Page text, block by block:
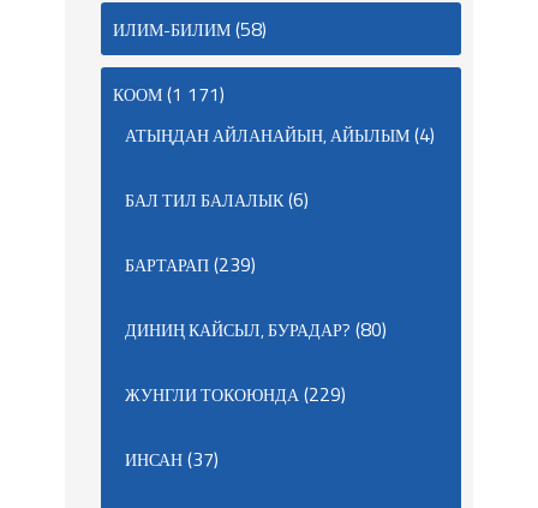
ИЛИМ-БИЛИМ(58)
КООМ(1 171)
АТЫҢДАН АЙЛАНАЙЫН, АЙЫЛЫМ(4)
БАЛ ТИЛ БАЛАЛЫК(6)
БАРТАРАП(239)
ДИНИҢ КАЙСЫЛ, БУРАДАР? (80)
ЖУНГЛИ ТОКОЮНДА(229)
ИНСАН(37)